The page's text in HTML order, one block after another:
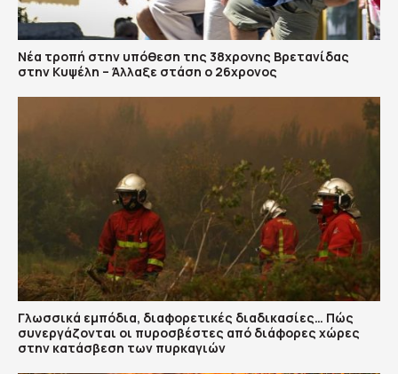
Νέα τροπή στην υπόθεση της 38χρονης Βρετανίδας
στην Κυψέλη – Άλλαξε στάση ο 26χρονος
Γλωσσικά εμπόδια, διαφορετικές διαδικασίες… Πώς
συνεργάζονται οι πυροσβέστες από διάφορες χώρες
στην κατάσβεση των πυρκαγιών